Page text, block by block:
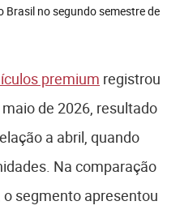
Brasil no segundo semestre de
premium registrou
de 2026, resultado
a abril, quando
Na comparação
segmento apresentou